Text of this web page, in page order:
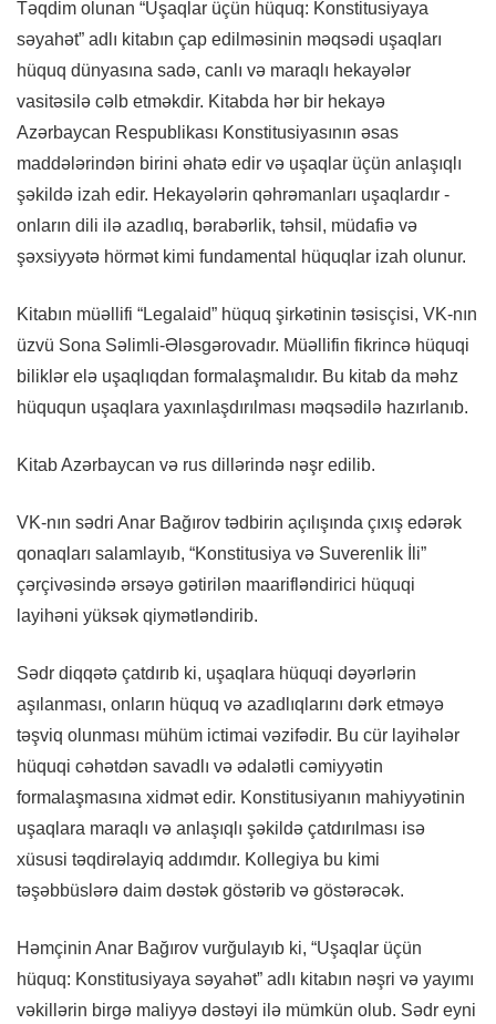
Təqdim olunan “Uşaqlar üçün hüquq: Konstitusiyaya
səyahət” adlı kitabın çap edilməsinin məqsədi uşaqları
hüquq dünyasına sadə, canlı və maraqlı hekayələr
vasitəsilə cəlb etməkdir. Kitabda hər bir hekayə
Azərbaycan Respublikası Konstitusiyasının əsas
maddələrindən birini əhatə edir və uşaqlar üçün anlaşıqlı
şəkildə izah edir. Hekayələrin qəhrəmanları uşaqlardır -
onların dili ilə azadlıq, bərabərlik, təhsil, müdafiə və
şəxsiyyətə hörmət kimi fundamental hüquqlar izah olunur.
Kitabın müəllifi “Legalaid” hüquq şirkətinin təsisçisi, VK-nın
üzvü Sona Səlimli-Ələsgərovadır. Müəllifin fikrincə hüquqi
biliklər elə uşaqlıqdan formalaşmalıdır. Bu kitab da məhz
hüququn uşaqlara yaxınlaşdırılması məqsədilə hazırlanıb.
Kitab Azərbaycan və rus dillərində nəşr edilib.
VK-nın sədri Anar Bağırov tədbirin açılışında çıxış edərək
qonaqları salamlayıb, “Konstitusiya və Suverenlik İli”
çərçivəsində ərsəyə gətirilən maarifləndirici hüquqi
layihəni yüksək qiymətləndirib.
Sədr diqqətə çatdırıb ki, uşaqlara hüquqi dəyərlərin
aşılanması, onların hüquq və azadlıqlarını dərk etməyə
təşviq olunması mühüm ictimai vəzifədir. Bu cür layihələr
hüquqi cəhətdən savadlı və ədalətli cəmiyyətin
formalaşmasına xidmət edir. Konstitusiyanın mahiyyətinin
uşaqlara maraqlı və anlaşıqlı şəkildə çatdırılması isə
xüsusi təqdirəlayiq addımdır. Kollegiya bu kimi
təşəbbüslərə daim dəstək göstərib və göstərəcək.
Həmçinin Anar Bağırov vurğulayıb ki, “Uşaqlar üçün
hüquq: Konstitusiyaya səyahət” adlı kitabın nəşri və yayımı
vəkillərin birgə maliyyə dəstəyi ilə mümkün olub. Sədr eyni